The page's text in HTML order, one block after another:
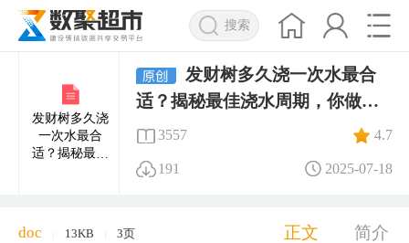
搜索
发财树多久浇
一次水最合
适？揭秘最佳
发财树多久浇一次水最合
适？揭秘最佳浇水周期，你做对
了吗3557 4.7
191 2025-07-18
doc 13KB 3页 正文 简介